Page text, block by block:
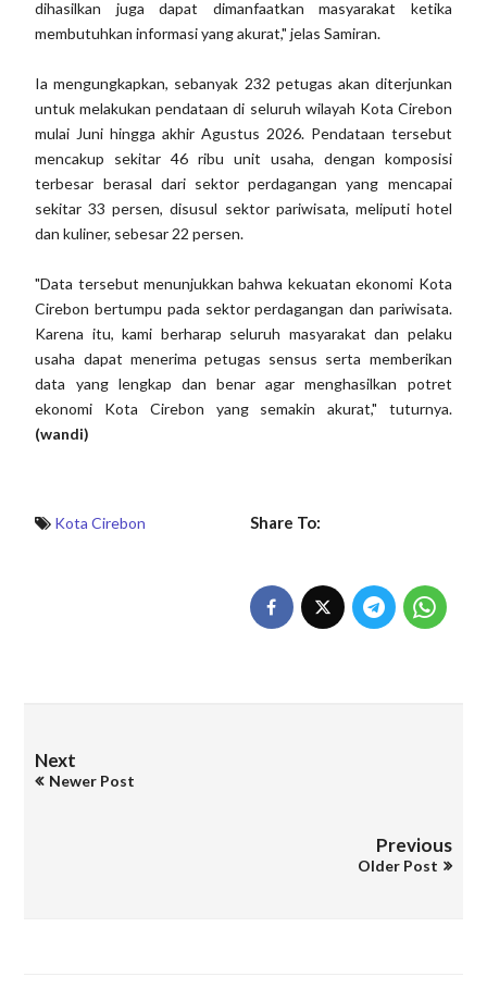
dihasilkan juga dapat dimanfaatkan masyarakat ketika
membutuhkan informasi yang akurat," jelas Samiran.
Ia mengungkapkan, sebanyak 232 petugas akan diterjunkan
untuk melakukan pendataan di seluruh wilayah Kota Cirebon
mulai Juni hingga akhir Agustus 2026. Pendataan tersebut
mencakup sekitar 46 ribu unit usaha, dengan komposisi
terbesar berasal dari sektor perdagangan yang mencapai
sekitar 33 persen, disusul sektor pariwisata, meliputi hotel
dan kuliner, sebesar 22 persen.
"Data tersebut menunjukkan bahwa kekuatan ekonomi Kota
Cirebon bertumpu pada sektor perdagangan dan pariwisata.
Karena itu, kami berharap seluruh masyarakat dan pelaku
usaha dapat menerima petugas sensus serta memberikan
data yang lengkap dan benar agar menghasilkan potret
ekonomi Kota Cirebon yang semakin akurat," tuturnya.
(wandi)
Kota Cirebon Share To:
Next
Newer Post
Previous
Older Post